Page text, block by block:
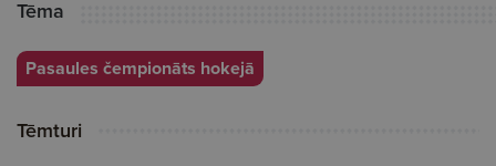
Tēma
Pasaules čempionāts hokejā
Tēmturi